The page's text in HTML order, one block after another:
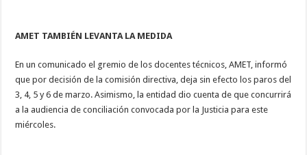
AMET TAMBIÉN LEVANTA LA MEDIDA
En un comunicado el gremio de los docentes técnicos, AMET, informó
que por decisión de la comisión directiva, deja sin efecto los paros del
3, 4, 5 y 6 de marzo. Asimismo, la entidad dio cuenta de que concurrirá
a la audiencia de conciliación convocada por la Justicia para este
miércoles.